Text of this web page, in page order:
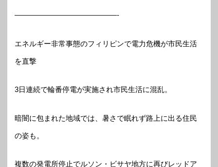
——————————————-
エネルギー非常事態のフィリピンで電力危機が市民生活
を直撃
3日連続で輪番停電が実施され市民生活に混乱。
暗闇に包まれた地域では、暑さで眠れず路上に出る住民
の姿も。
複数の発電所停止でルソン・ビサヤ地方に再びレッドア